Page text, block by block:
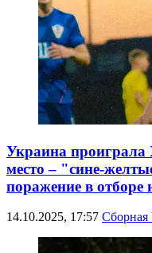
Украина проиграла
место – "сине-
поражение в отборе
14.10.2025, 17:57 Сборная